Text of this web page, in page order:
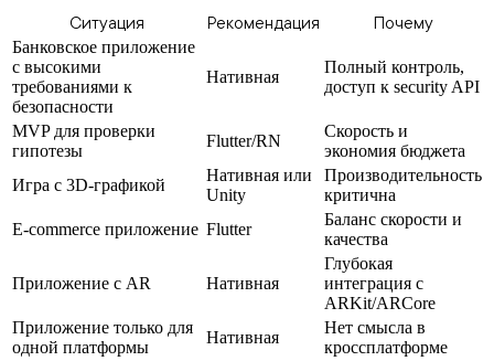
Ситуация Рекомендация Почему
Банковское приложение
с высокими
требованиями к
безопасности
Нативная
Полный контроль,
доступ к security API
MVP для проверки
гипотезы
Flutter/RN
Скорость и
экономия бюджета
Игра с 3D-графикой
Нативная или
Unity
Производительность
критична
E-commerce приложение Flutter
Баланс скорости и
качества
Приложение с AR Нативная
Глубокая
интеграция с
ARKit/ARCore
Приложение только для
одной платформы
Нативная
Нет смысла в
кроссплатформе